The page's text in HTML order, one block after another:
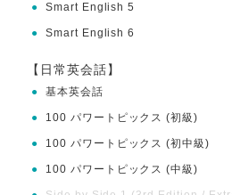
● Smart English 5
● Smart English 6
【日常英会話】
● 基本英会話
● 100 パワートピックス (初級)
● 100 パワートピックス (初中級)
● 100 パワートピックス (中級)